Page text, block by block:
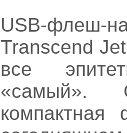
USB-флеш-
Transcend
все